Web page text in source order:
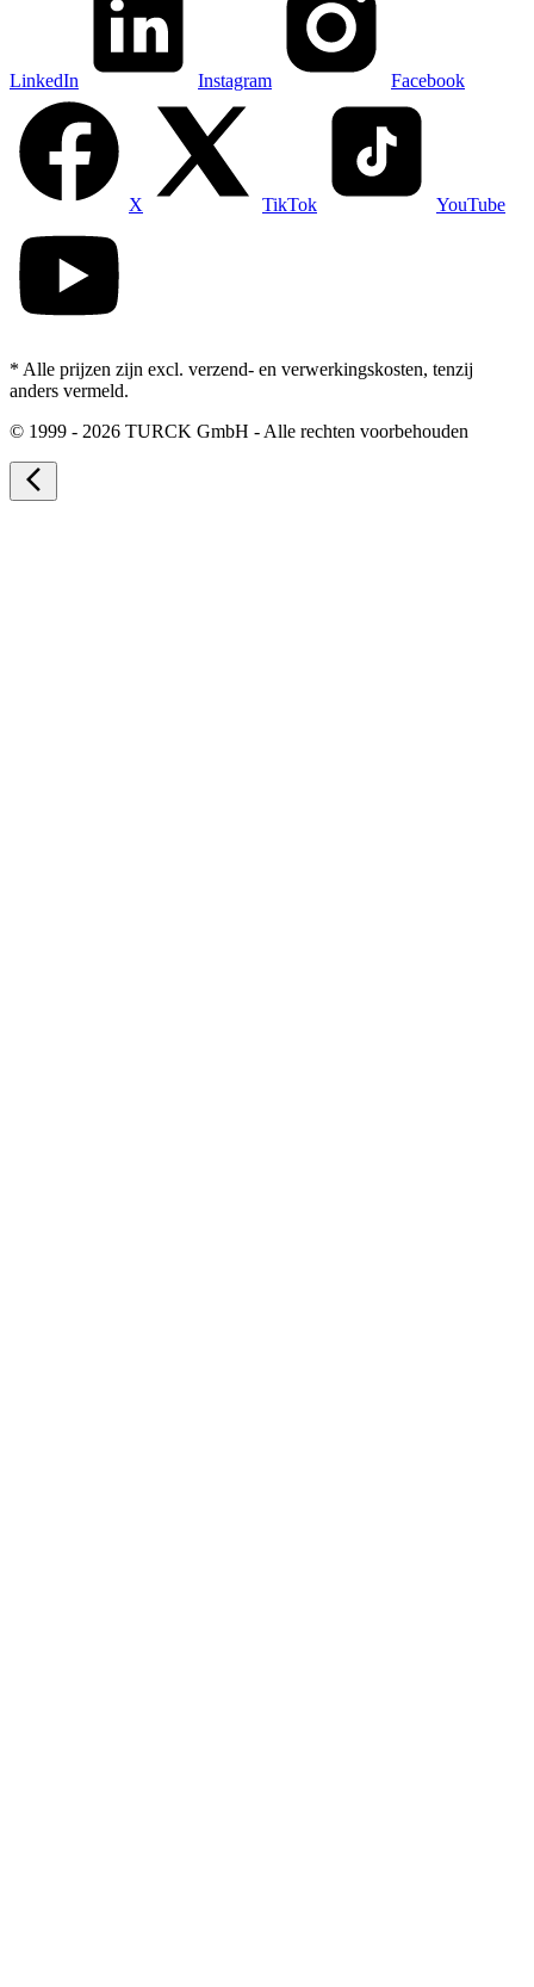
LinkedIn Instagram Facebook
X TikTok YouTube
* Alle prijzen zijn excl. verzend- en verwerkingskosten, tenzij
anders vermeld.
© 1999 - 2026 TURCK GmbH - Alle rechten voorbehouden
arrow_back_ios_new